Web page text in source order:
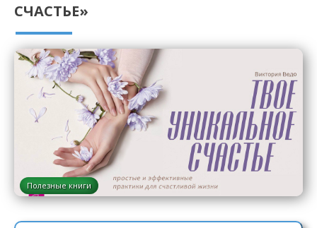
СЧАСТЬЕ»
Полезные книги